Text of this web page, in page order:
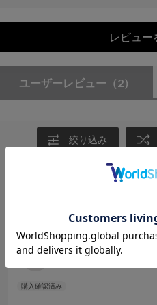
レビュー
ユーザーレビュー （2）
絞り込み
サイズ：F カラー：OFF WHITE